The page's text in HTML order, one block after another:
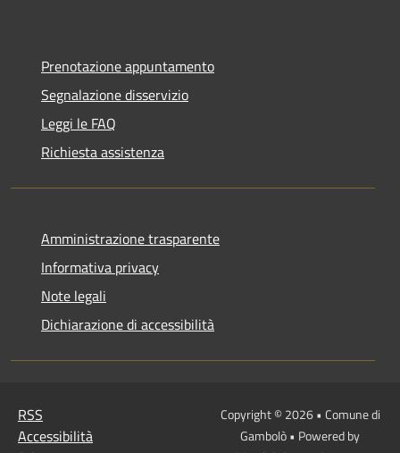
Prenotazione appuntamento
Segnalazione disservizio
Leggi le FAQ
Richiesta assistenza
Amministrazione trasparente
Informativa privacy
Note legali
Dichiarazione di accessibilità
RSS
Accessibilità
Copyright © 2026 • Comune di
Gambolò • Powered by